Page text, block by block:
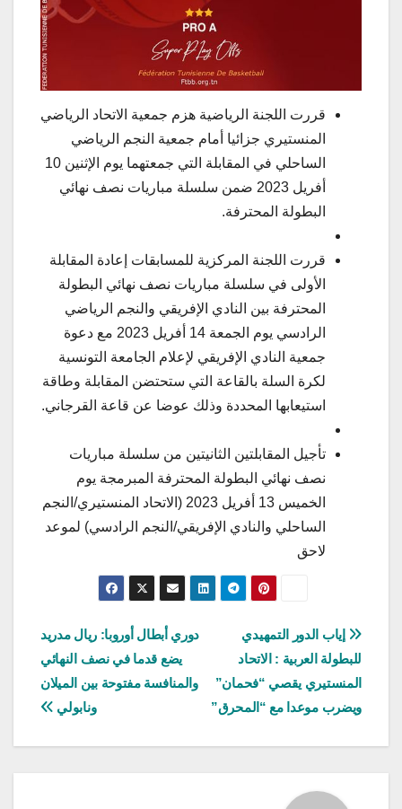
قررت اللجنة الرياضية هزم جمعية الاتحاد الرياضي
المنستيري جزائيا أمام جمعية النجم الرياضي
الساحلي في المقابلة التي جمعتهما يوم الإثنين 10
أفريل 2023 ضمن سلسلة مباريات نصف نهائي
البطولة المحترفة.
قررت اللجنة المركزية للمسابقات إعادة المقابلة
الأولى في سلسلة مباريات نصف نهائي البطولة
المحترفة بين النادي الإفريقي والنجم الرياضي
الرادسي يوم الجمعة 14 أفريل 2023 مع دعوة
جمعية النادي الإفريقي لإعلام الجامعة التونسية
لكرة السلة بالقاعة التي ستحتضن المقابلة وطاقة
استيعابها المحددة وذلك عوضا عن قاعة القرجاني.
تأجيل المقابلتين الثانيتين من سلسلة مباريات
نصف نهائي البطولة المحترفة المبرمجة يوم
الخميس 13 أفريل 2023 (الاتحاد المنستيري/النجم
الساحلي والنادي الإفريقي/النجم الرادسي) لموعد
لاحق
تصفّح
المقالات
دوري أبطال أوروبا: ريال مدريد
يضع قدما في نصف النهائي
والمنافسة مفتوحة بين الميلان
ونابولي
إياب الدور التمهيدي
للبطولة العربية : الاتحاد
المنستيري يقصي “فحمان”
ويضرب موعدا مع “المحرق”